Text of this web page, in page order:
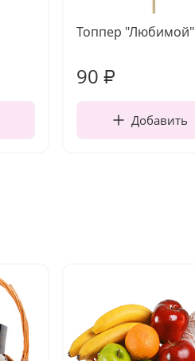
Топпер "Любимой"
90 ₽
Добавить